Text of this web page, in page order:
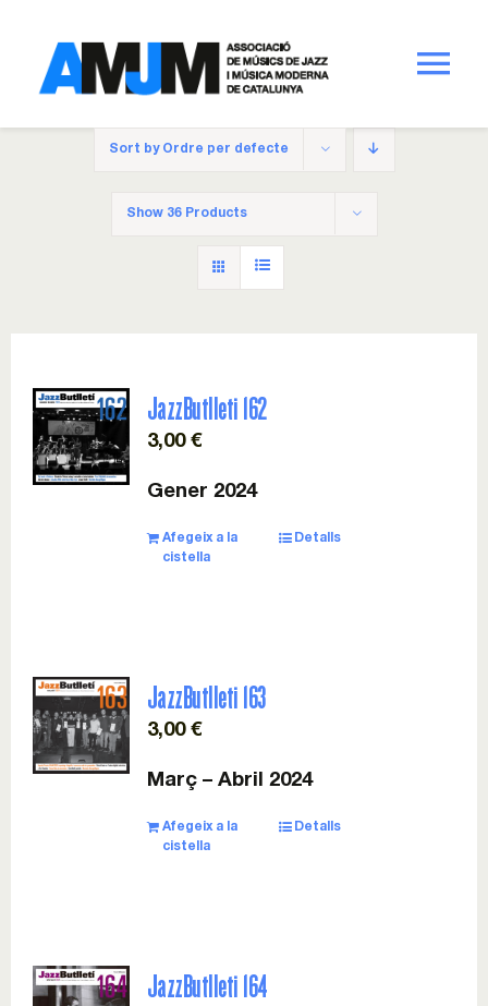
content
AMJM – Associació de Músics de Jazz i Música
Impulsa Música
Associa’t!
Sort by Ordre per defecte
Show 36 Products
JazzButlleti 162
3,00 €
Gener 2024
Afegeix a la
cistella
Detalls
JazzButlleti 163
3,00 €
Març – Abril 2024
Afegeix a la
cistella
Detalls
JazzButlleti 164